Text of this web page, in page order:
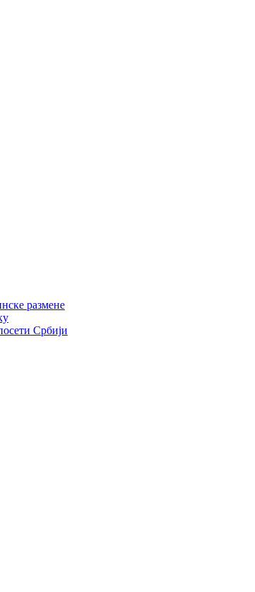
размене
Србији